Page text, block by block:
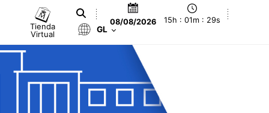
Tienda
Virtual
08/08/2026 15h : 01m : 30s
GL